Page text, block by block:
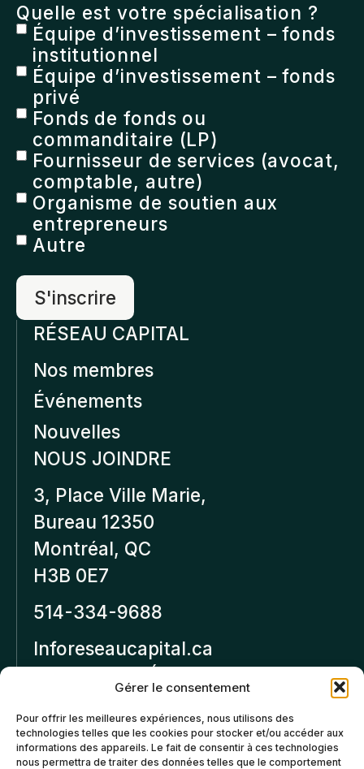
Gérer le consentement
Pour offrir les meilleures expériences, nous utilisons des
technologies telles que les cookies pour stocker et/ou accéder aux
informations des appareils. Le fait de consentir à ces technologies
nous permettra de traiter des données telles que le comportement
Quelle est votre spécialisation ?
Équipe d’investissement – fonds
institutionnel
Équipe d’investissement – fonds
privé
Fonds de fonds ou
commanditaire (LP)
Fournisseur de services (avocat,
comptable, autre)
Organisme de soutien aux
entrepreneurs
Autre
RÉSEAU CAPITAL
Nos membres
Événements
Nouvelles
NOUS JOINDRE
3, Place Ville Marie,
Bureau 12350
Montréal, QC
H3B 0E7
514-334-9688
Inforeseaucapital.ca
Politique de
confidentialité